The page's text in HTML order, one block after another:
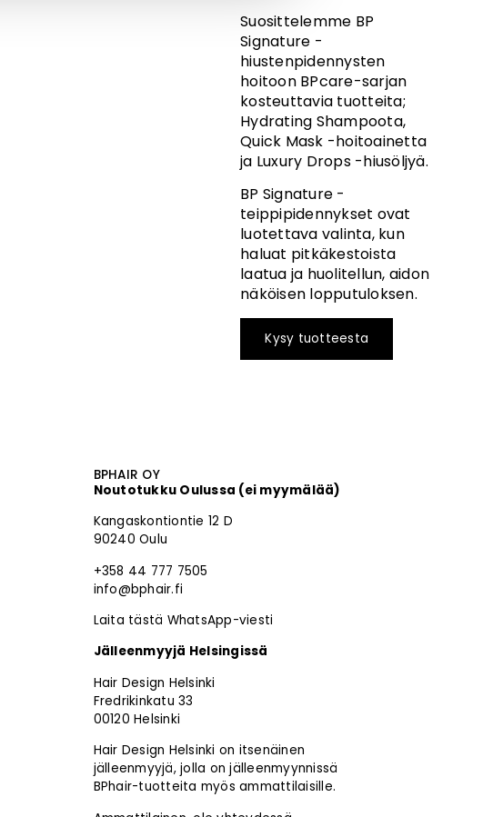
Suosittelemme BP
Signature -
hiustenpidennysten
hoitoon BPcare-sarjan
kosteuttavia tuotteita;
Hydrating Shampoota,
Quick Mask -hoitoainetta
ja Luxury Drops -hiusöljyä.
BP Signature -
teippipidennykset ovat
luotettava valinta, kun
haluat pitkäkestoista
laatua ja huolitellun, aidon
näköisen lopputuloksen.
Kysy tuotteesta
BPHAIR OY
Noutotukku Oulussa (ei myymälää)
Kangaskontiontie 12 D
90240 Oulu
+358 44 777 7505
info@bphair.fi
Laita tästä WhatsApp-viesti
Jälleenmyyjä Helsingissä
Hair Design Helsinki
Fredrikinkatu 33
00120 Helsinki
Hair Design Helsinki on itsenäinen
jälleenmyyjä, jolla on jälleenmyynnissä
BPhair-tuotteita myös ammattilaisille.